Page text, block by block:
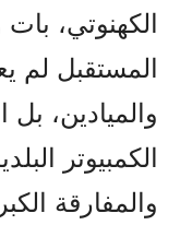
الكهنوتي،
المستقبل لم
والميادين،
الكمبيوتر
والمفارقة